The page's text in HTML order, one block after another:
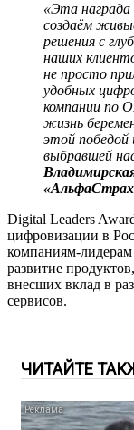
«Эта
создаём
решения с
наших
не просто
удобных
компании по
жизнь
этой
выбравшей
Digital Leaders
цифровизации в
компаниям-
развитие
внесших вклад в
сервисов.
ЧИТАЙТЕ